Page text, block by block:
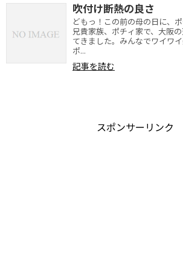
吹付け断熱の良さ
どもっ！この前の母の日に、ポ
兄貴家族、ポチィ家で、大阪
てきました。みんなでワイワイ
ポ...
記事を読む
スポンサーリンク